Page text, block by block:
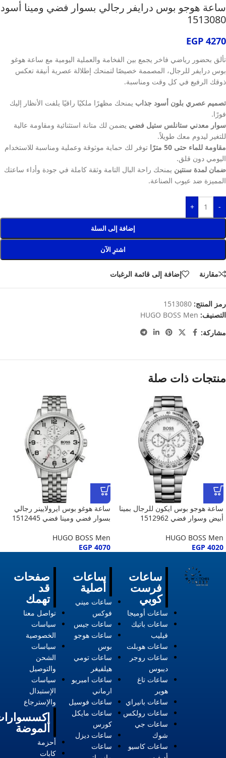
ساعة هوجو بوس درايفر رجالي بسوار فضي ومينا أسود
1513080
EGP 4270
تألق بحضور رياضي فاخر يجمع بين الفخامة والعملية اليومية مع ساعة هوغو
بوس درايفر للرجال، المصممة خصيصًا لتمنحك إطلالة عصرية أنيقة تعكس
ذوقك الرفيع في كل وقت ومناسبة.
تصميم عصري بلون أسود جذاب يمنحك مظهرًا ملكيًا راقيًا يلفت الأنظار إليك
فورًا.
سوار معدني ستانلس ستيل فضي يضمن لك متانة استثنائية ومقاومة عالية
للتغير ليدوم معك طويلاً.
مقاومة للماء حتى 50 مترًا
توفر لك حماية موثوقة وعملية ومناسبة للاستخدام
اليومي دون قلق.
ضمان لمدة سنتين يمنحك راحة البال التامة وثقة كاملة في جودة وأداء ساعتك
المميزة ضد عيوب الصناعة.
-
+
إضافة إلى السلة
اشترِ الآن
مقارنة إضافة إلى قائمة الرغبات
رمز المنتج: 1513080
التصنيف: HUGO BOSS Men
مشاركة:
منتجات ذات صلة
ساعة هوجو بوس ايكون للرجال بمينا
أبيض وسوار فضي 1512962
HUGO BOSS Men
EGP 4020
ساعة هوغو بوس ايرولايينر رجالي
بسوار فضي ومينا فضي 1512445
HUGO BOSS Men
EGP 4070
صفحات
قد
تهمك
تواصل معنا
سياسات
الخصوصية
سياسات
الشحن
والتوصيل
سياسات
الإستبدال
والإسترجاع
الموضة
أحزمة
كابات
ساعات
أصلية
ساعات ميني
فوكس
ساعات جيس
ساعات هوجو
بوس
ساعات تومي
هيلفيغر
ساعات امبريو
ارماني
ساعات فوسيل
ساعات مايكل
كورس
ساعات ديزل
ساعات
ساعات
فرست
كوبي
ساعات أوميجا
ساعات باتيك
فيليب
ساعات هوبلت
ساعات روجر
ديبوس
ساعات تاغ
هوير
ساعات بانيراي
ساعات رولكس
ساعات جي
شوك
ساعات كاسيو